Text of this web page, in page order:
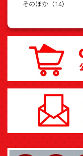
そのほか（14）